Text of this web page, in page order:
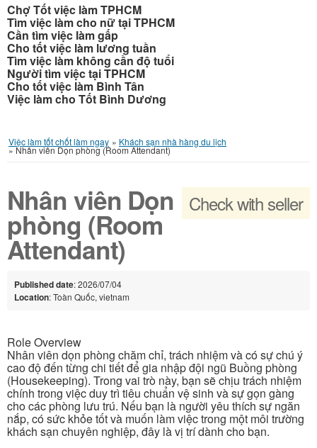
Chợ Tốt việc làm TPHCM
Tìm việc làm cho nữ tại TPHCM
Cần tìm việc làm gấp
Cho tốt việc làm lương tuần
Tìm việc làm không cần độ tuổi
Người tìm việc tại TPHCM
Cho tốt việc làm Bình Tân
Việc làm cho Tốt Bình Dương
Việc làm tốt chốt làm ngay » Khách sạn nhà hàng du lịch
»Nhân viên Dọn phòng (Room Attendant)
Check with seller
Nhân viên Dọn
phòng (Room
Attendant)
Published date: 2026/07/04
Location: Toàn Quốc, vietnam
Role Overview
Nhân viên dọn phòng chăm chỉ, trách nhiệm và có sự chú ý
cao độ đến từng chi tiết để gia nhập đội ngũ Buồng phòng
(Housekeeping). Trong vai trò này, bạn sẽ chịu trách nhiệm
chính trong việc duy trì tiêu chuẩn vệ sinh và sự gọn gàng
cho các phòng lưu trú. Nếu bạn là người yêu thích sự ngăn
nắp, có sức khỏe tốt và muốn làm việc trong một môi trường
khách sạn chuyên nghiệp, đây là vị trí dành cho bạn.